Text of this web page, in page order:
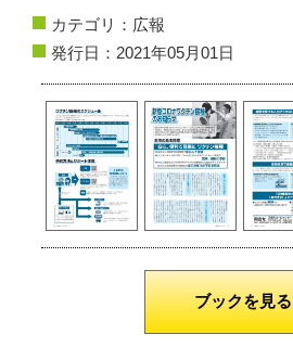
カテゴリ： 広報
発行日：2021年05月01日
ブックを見る
個人情報保護方針
動作環境
リンク集